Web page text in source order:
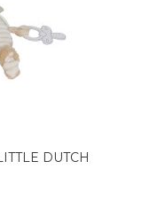
DUTCH